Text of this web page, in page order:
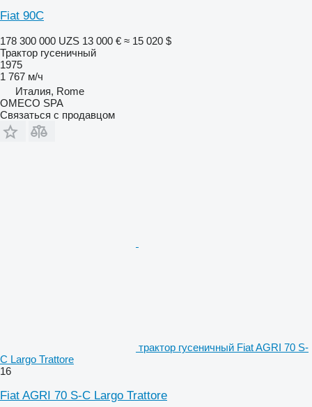
Fiat 90C
178 300 000 UZS 13 000 € ≈ 15 020 $
Трактор гусеничный
1975
1 767 м/ч
Италия, Rome
OMECO SPA
Связаться с продавцом
трактор гусеничный Fiat AGRI 70 S-
C Largo Trattore
16
Fiat AGRI 70 S-C Largo Trattore